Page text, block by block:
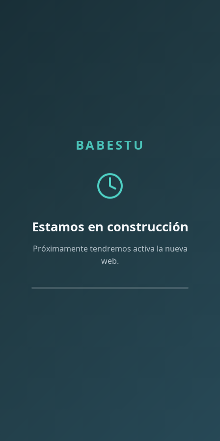
BABESTU
Estamos en construcción
Próximamente tendremos activa la nueva
web.